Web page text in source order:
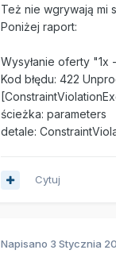
Też nie wgrywają mi
Poniżej raport:
Wysyłanie oferty
Kod błędu: 422
ścieżka: parameters
detale:
Cytuj
Napisano 3 Stycznia